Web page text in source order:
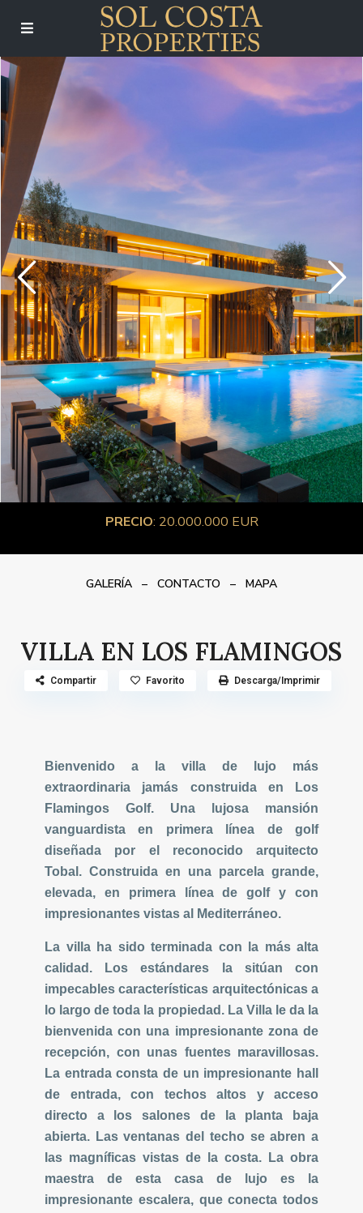
PRECIO: 20.000.000 EUR
GALERÍA – CONTACTO – MAPA
VILLA EN LOS FLAMINGOS
Compartir Favorito Descarga/Imprimir
Bienvenido a la villa de lujo más
extraordinaria jamás construida en Los
Flamingos Golf. Una lujosa mansión
vanguardista en primera línea de golf
diseñada por el reconocido arquitecto
Tobal. Construida en una parcela grande,
elevada, en primera línea de golf y con
impresionantes vistas al Mediterráneo.
La villa ha sido terminada con la más alta
calidad. Los estándares la sitúan con
impecables características arquitectónicas a
lo largo de toda la propiedad. La Villa le da la
bienvenida con una impresionante zona de
recepción, con unas fuentes maravillosas.
La entrada consta de un impresionante hall
de entrada, con techos altos y acceso
directo a los salones de la planta baja
abierta. Las ventanas del techo se abren a
las magníficas vistas de la costa. La obra
maestra de esta casa de lujo es la
impresionante escalera, que conecta todos